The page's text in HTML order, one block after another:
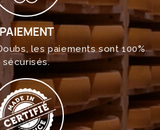
PAIEMENT
les paiements sont 100%
sécurisés.